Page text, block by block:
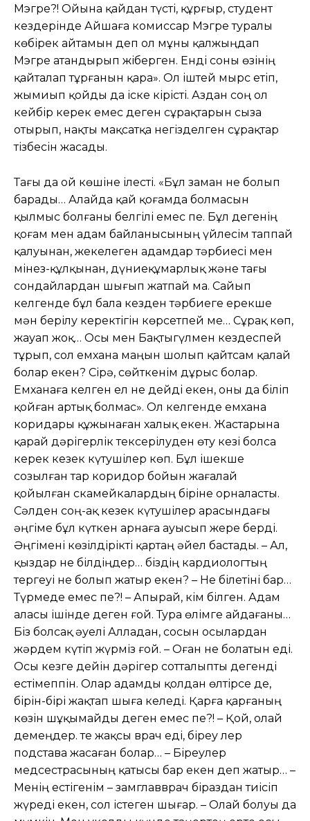
Тағы да ой көшіне ілесті. «Бұл заман не болып
барады… Алайда қай қоғамда болмасын
қылмыс болғаны белгілі емес пе. Бұл дегенің
қоғам мен адам байланысының үйлесім таппай
қалуынан, жекелеген адамдар тəрбиесі мен
мінез-құлқынан, дүниеқұмарлық жəне тағы
сондайлардан шығып жатпай ма. Сайып
келгенде бұл бала кезден тəрбиеге ерекше
мəн берілу керектігін көрсетпей ме… Сұрақ көп,
жауап жоқ… Осы мен Бақтыгүлмен кездеспей
тұрып, сол емхана маңын шолып қайтсам қалай
болар екен? Сірə, сөйткенім дұрыс болар.
Емханаға келген ел не дейді екен, оны да біліп
қойған артық болмас». Ол келгенде емхана
коридары құжынаған халық екен. Жастарына
қарай дəрігерлік тексерілуден өту кезі болса
керек кезек күтушілер көп. Бұл ішекше
созылған тар коридор бойын жағалай
қойылған скамейкалардың біріне орналасты.
Сəлден соң-ақ кезек күтушілер арасындағы
əңгіме бұл күткен арнаға ауысып жере берді.
Əңгімені көзілдірікті қартаң əйел бастады. – Ал,
қыздар не білдіңдер… біздің кардиологтың
тергеуі не болып жатыр екен? – Не білетіні бар…
Түрмеде емес пе?! – Апырай, кім білген. Адам
аласы ішінде деген ғой. Тура өлімге айдағаны…
Біз болсақ əуелі Алладан, сосын осылардан
жəрдем күтіп жүрміз ғой. – Оған не болатын еді.
Осы кезге дейін дəрігер сотталыпты дегенді
естімеппін. Олар адамды қолдан өлтірсе де,
бірін-бірі жақтап шыға келеді. Қарға қарғаның
көзін шұқымайды деген емес пе?! – Қой, олай
демеңдер. Өте жақсы врач еді, біреу лер
подстава жасаған болар… – Біреулер
медсестрасының қатысы бар екен деп жатыр… –
Менің естігенім – замглавврач біраздан тиісіп
жүреді екен, сол істеген шығар. – Олай болуы да